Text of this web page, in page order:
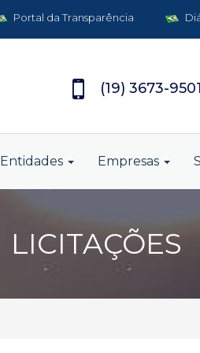
Portal da Transparência
(19) 3673-9501
Entidades Empresas
LICITAÇÕES